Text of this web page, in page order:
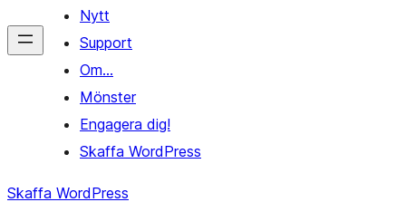
Nytt
Support
Om…
Mönster
Engagera dig!
Skaffa WordPress
Skaffa WordPress